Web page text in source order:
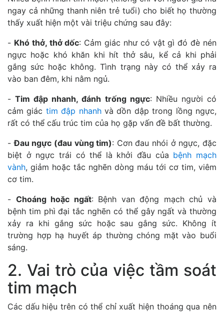
ngay cả những thanh niên trẻ tuổi) cho biết họ thường
thấy xuất hiện một vài triệu chứng sau đây:
- Khó thở, thở dốc: Cảm giác như có vật gì đó đè nén
ngực hoặc khó khăn khi hít thở sâu, kể cả khi phải
gắng sức hoặc không. Tình trạng này có thể xảy ra
vào ban đêm, khi nằm ngủ.
-Tim đập nhanh, đánh trống ngực: Nhiều người có
cảm giác tim đập nhanhvà dồn dập trong lồng ngực,
rất có thể cấu trúc tim của họ gặp vấn đề bất thường.
-Đau ngực (đau vùng tim): Cơn đau nhói ở ngực, đặc
biệt ở ngực trái có thể là khởi đầu của bệnh mạch
vành, giảm hoặc tắc nghẽn dòng máu tới cơ tim, viêm
cơ tim.
- Choáng hoặc ngất: Bệnh van động mạch chủ và
bệnh tim phì đại tắc nghẽn có thể gây ngất và thường
xảy ra khi gắng sức hoặc sau gắng sức. Không ít
trường hợp hạ huyết áp thường chóng mặt vào buổi
sáng.
2. Vai trò của việc tầm soát
tim mạch
Các dấu hiệu trên có thể chỉ xuất hiện thoáng qua nên